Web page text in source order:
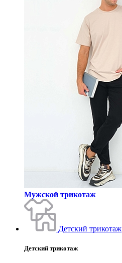
Мужской трикотаж
Детский трикотаж
Детский трикотаж